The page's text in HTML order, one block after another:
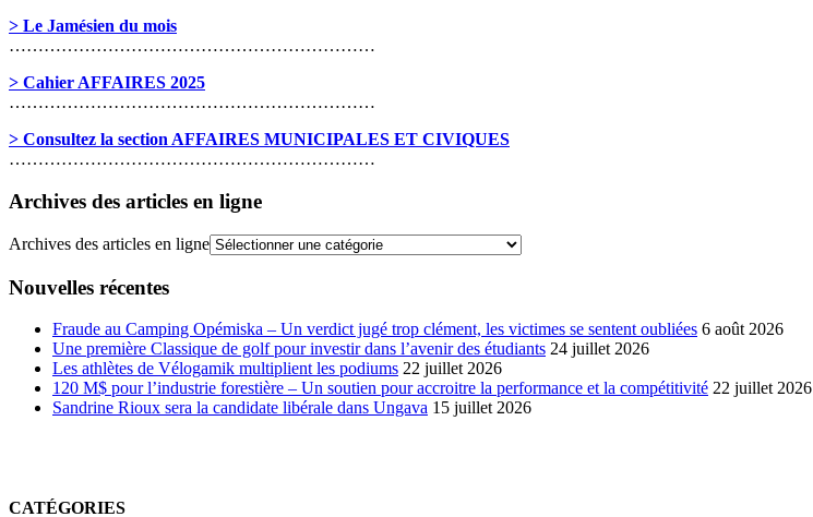
> Le Jamésien du mois
………………………………………………………
> Cahier AFFAIRES 2025
………………………………………………………
> Consultez la section AFFAIRES MUNICIPALES ET CIVIQUES
………………………………………………………
Archives des articles en ligne
Archives des articles en ligne
Nouvelles récentes
Fraude au Camping Opémiska – Un verdict jugé trop clément, les victimes se sentent oubliées 6 août 2026
Une première Classique de golf pour investir dans l’avenir des étudiants 24 juillet 2026
Les athlètes de Vélogamik multiplient les podiums 22 juillet 2026
120 M$ pour l’industrie forestière – Un soutien pour accroitre la performance et la compétitivité 22 juillet 2026
Sandrine Rioux sera la candidate libérale dans Ungava 15 juillet 2026
CATÉGORIES